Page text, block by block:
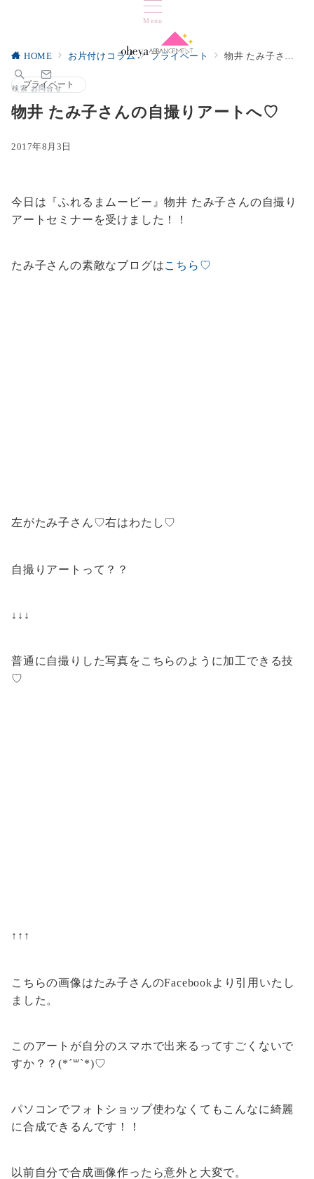
Menu
検索 お問合せ
HOME お片付けコラム プライベート 物井 たみ子さんの自撮りアートへ♡
プライベート
物井 たみ子さんの自撮りアートへ♡
2017年8月3日
今日は『ふれるまムービー』物井 たみ子さんの自撮り
アートセミナーを受けました！！
たみ子さんの素敵なブログはこちら♡
左がたみ子さん♡右はわたし♡
自撮りアートって？？
↓↓↓
普通に自撮りした写真をこちらのように加工できる技
♡
↑↑↑
こちらの画像はたみ子さんのFacebookより引用いたし
ました。
このアートが自分のスマホで出来るってすごくないで
すか？？(*´꒳`*)♡
パソコンでフォトショップ使わなくてもこんなに綺麗
に合成できるんです！！
以前自分で合成画像作ったら意外と大変で。